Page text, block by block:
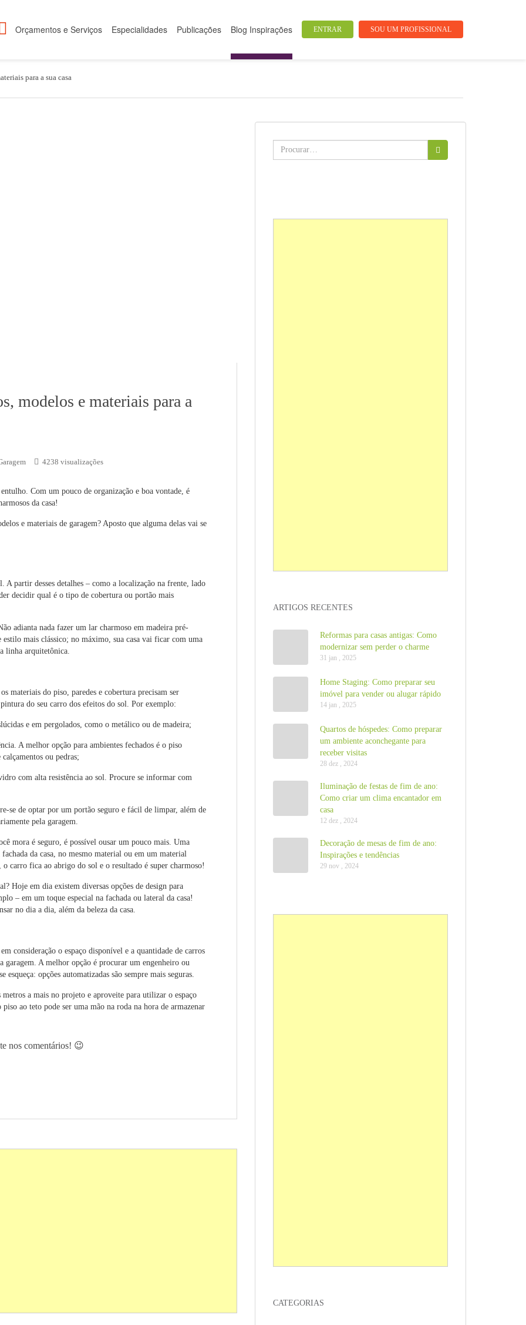
ENTRAR SOU UM PROFISSIONAL
Orçamentos e Serviços Especialidades Publicações Blog Inspirações
para a sua casa
modelos e materiais para a
4238 visualizações
Com um pouco de organização e boa vontade, é
da casa!
e materiais de garagem? Aposto que alguma delas vai se
A partir desses detalhes – como a localização na frente, lado
decidir qual é o tipo de cobertura ou portão mais
adianta nada fazer um lar charmoso em madeira pré-
mais clássico; no máximo, sua casa vai ficar com uma
linha arquitetônica.
materiais do piso, paredes e cobertura precisam ser
do seu carro dos efeitos do sol. Por exemplo:
e em pergolados, como o metálico ou de madeira;
A melhor opção para ambientes fechados é o piso
ou pedras;
com alta resistência ao sol. Procure se informar com
se de optar por um portão seguro e fácil de limpar, além de
pela garagem.
mora é seguro, é possível ousar um pouco mais. Uma
da casa, no mesmo material ou em um material
carro fica ao abrigo do sol e o resultado é super charmoso!
Hoje em dia existem diversas opções de design para
– em um toque especial na fachada ou lateral da casa!
no dia a dia, além da beleza da casa.
consideração o espaço disponível e a quantidade de carros
garagem. A melhor opção é procurar um engenheiro ou
opções automatizadas são sempre mais seguras.
a mais no projeto e aproveite para utilizar o espaço
ao teto pode ser uma mão na roda na hora de armazenar
nos comentários! 😉
Buscar:
ARTIGOS RECENTES
Reformas para casas antigas: Como
modernizar sem perder o charme
31 jan , 2025
Home Staging: Como preparar seu
imóvel para vender ou alugar rápido
14 jan , 2025
Quartos de hóspedes: Como preparar
um ambiente aconchegante para
receber visitas
28 dez , 2024
Iluminação de festas de fim de ano:
Como criar um clima encantador em
casa
12 dez , 2024
Decoração de mesas de fim de ano:
Inspirações e tendências
29 nov , 2024
CATEGORIAS